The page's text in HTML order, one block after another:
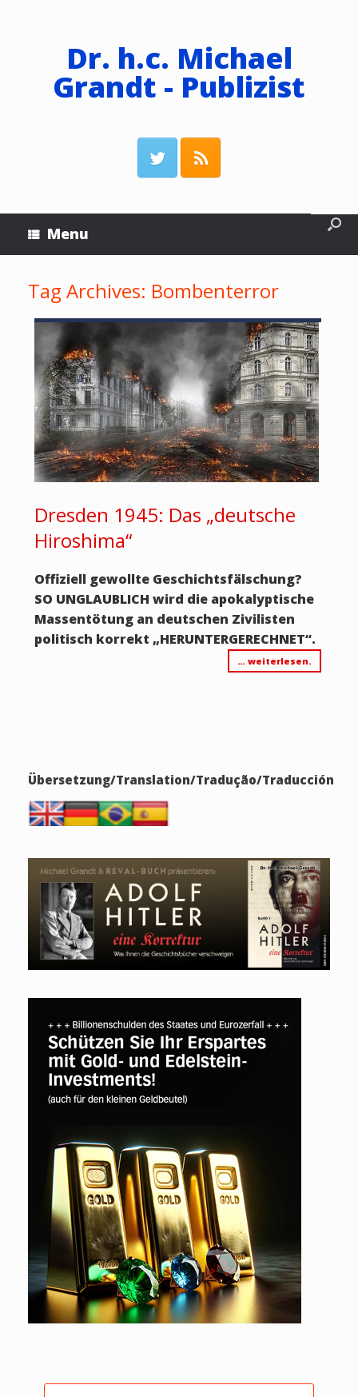
Dr. h.c. Michael
Grandt - Publizist
Menu
Tag Archives: Bombenterror
Dresden 1945: Das „deutsche
Hiroshima“
Offiziell gewollte Geschichtsfälschung?
SO UNGLAUBLICH wird die apokalyptische
Massentötung an deutschen Zivilisten
politisch korrekt „HERUNTERGERECHNET“.
… weiterlesen.
Übersetzung/Translation/Tradução/Traducción